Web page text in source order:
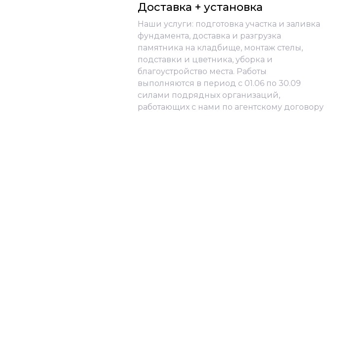
Доставка + установка
Наши услуги: подготовка участка и заливка
фундамента, доставка и разгрузка
памятника на кладбище, монтаж стелы,
подставки и цветника, уборка и
благоустройство места. Работы
выполняются в период с 01.06 по 30.09
силами подрядных организаций,
работающих с нами по агентскому договору